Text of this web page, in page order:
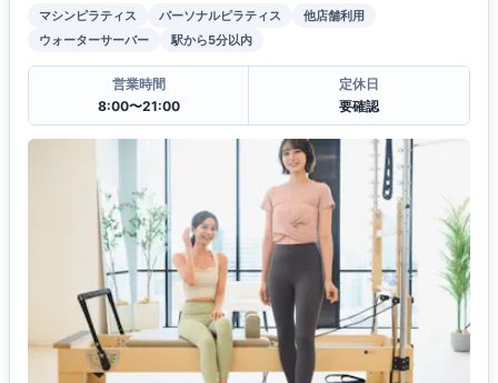
マシンピラティス パーソナルピラティス
他店舗利用
ウォーターサーバー
駅から5分以内
営業時間
8:00〜21:00
定休日
要確認